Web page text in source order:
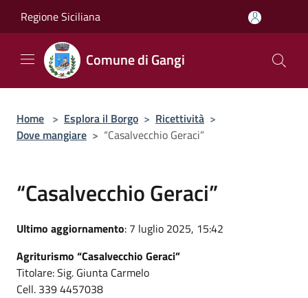
Regione Siciliana
Comune di Gangi
Home > Esplora il Borgo > Ricettività >
Dove mangiare > “Casalvecchio Geraci”
“Casalvecchio Geraci”
Ultimo aggiornamento: 7 luglio 2025, 15:42
Agriturismo “Casalvecchio Geraci”
Titolare: Sig. Giunta Carmelo
Cell. 339 4457038